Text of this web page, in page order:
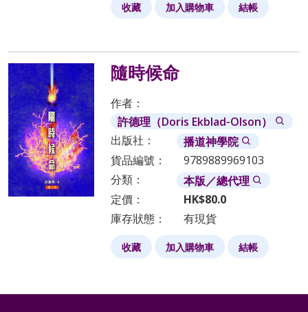
收藏 加入購物車 結帳
隨時候命
作者：
許德理（Doris Ekblad-Olson）
出版社：
播道神學院
貨品編號：
9789889969103
分類：
本版／總代理
定價：
HK$80.0
庫存狀態：
有現貨
收藏 加入購物車 結帳